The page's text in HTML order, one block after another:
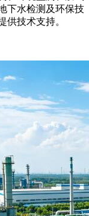
下水检测及环保技
供技术支持。